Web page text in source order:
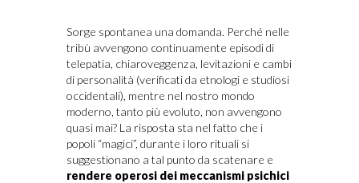
Sorge spontanea una domanda. Perché nelle
tribù avvengono continuamente episodi di
telepatia, chiaroveggenza, levitazioni e cambi
di personalità (verificati da etnologi e studiosi
occidentali), mentre nel nostro mondo
moderno, tanto più evoluto, non avvengono
quasi mai? La risposta sta nel fatto che i
popoli “magici”, durante i loro rituali si
suggestionano a tal punto da scatenare e
rendere operosi dei meccanismi psichici